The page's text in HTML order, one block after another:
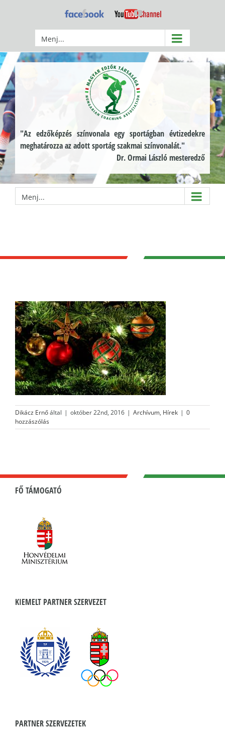
Facebook YouTube
Menj...
"Az edzőképzés színvonala egy sportágban évtizedekre
meghatározza az adott sportág szakmai színvonalát."
Dr. Ormai László mesteredző
Menj...
Dikácz Ernőáltal | október 22nd, 2016 | Archívum, Hírek | 0
hozzászólás
FŐ TÁMOGATÓ
KIEMELT PARTNER SZERVEZET
PARTNER SZERVEZETEK